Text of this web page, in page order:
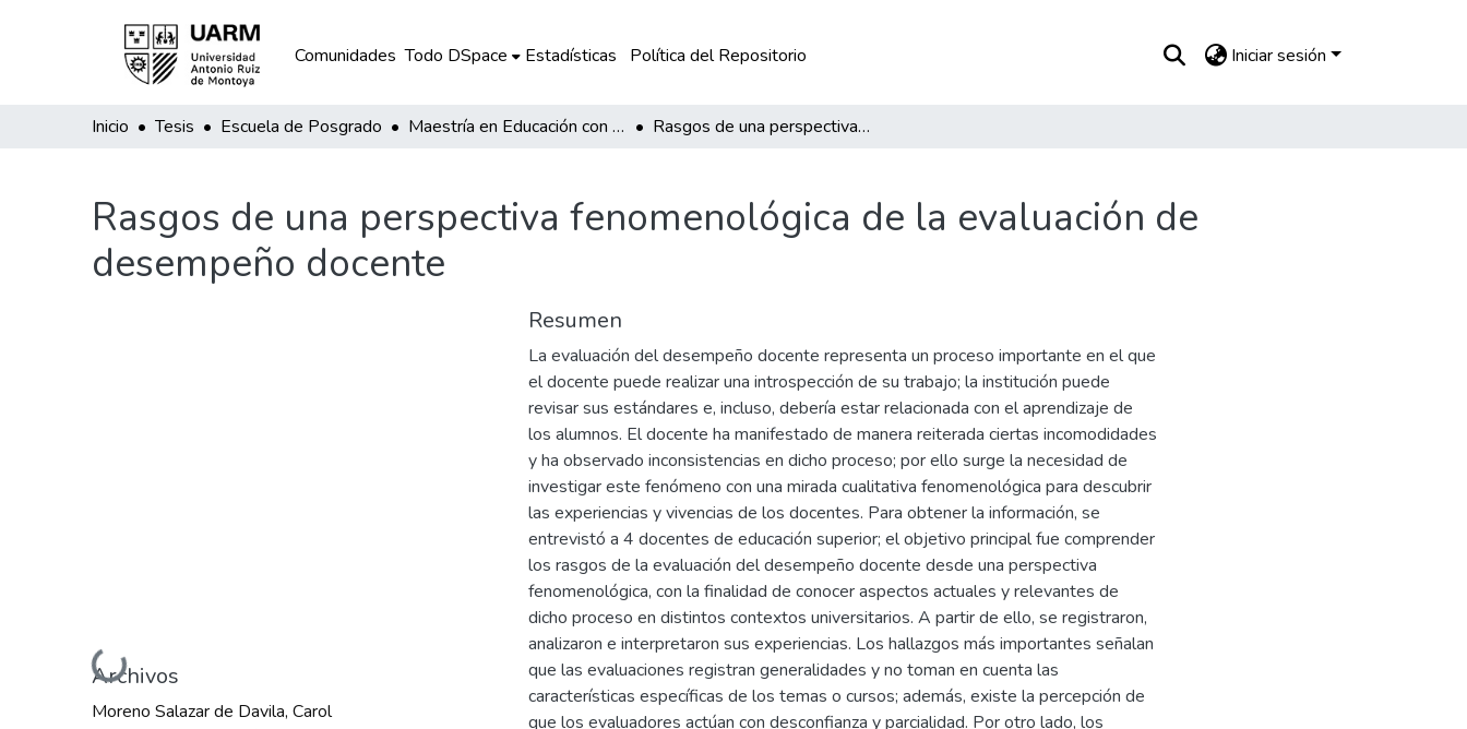
Comunidades Todo DSpace Estadísticas Política del Repositorio Iniciar sesión
Inicio Tesis Escuela de Posgrado Maestría en Educación con mención en Docencia Universitaria Rasgos de una perspectiva fenomenológica de la evaluación de desempeño docente
Rasgos de una perspectiva fenomenológica de la evaluación de
desempeño docente
Cargando...
Archivos
Moreno Salazar de Davila, Carol
Resumen
La evaluación del desempeño docente representa un proceso importante en el que
el docente puede realizar una introspección de su trabajo; la institución puede
revisar sus estándares e, incluso, debería estar relacionada con el aprendizaje de
los alumnos. El docente ha manifestado de manera reiterada ciertas incomodidades
y ha observado inconsistencias en dicho proceso; por ello surge la necesidad de
investigar este fenómeno con una mirada cualitativa fenomenológica para descubrir
las experiencias y vivencias de los docentes. Para obtener la información, se
entrevistó a 4 docentes de educación superior; el objetivo principal fue comprender
los rasgos de la evaluación del desempeño docente desde una perspectiva
fenomenológica, con la finalidad de conocer aspectos actuales y relevantes de
dicho proceso en distintos contextos universitarios. A partir de ello, se registraron,
analizaron e interpretaron sus experiencias. Los hallazgos más importantes señalan
que las evaluaciones registran generalidades y no toman en cuenta las
características específicas de los temas o cursos; además, existe la percepción de
que los evaluadores actúan con desconfianza y parcialidad. Por otro lado, los